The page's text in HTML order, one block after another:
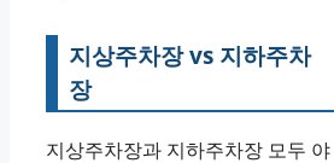
지상주차장 vs 지하주차
장
지상주차장과 지하주차장 모두 야